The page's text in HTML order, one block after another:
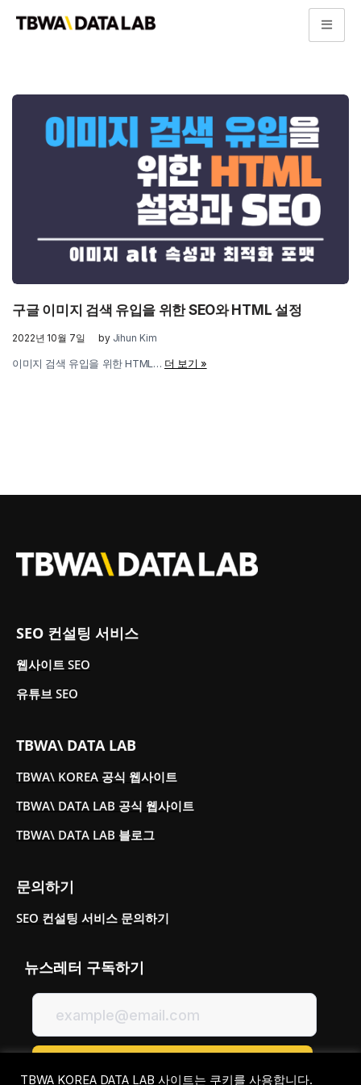
로
구글 이미지 검색 유입을 위한 SEO와 HTML 설정
2022년 10월 7일 by Jihun Kim
이미지 검색 유입을 위한 HTML… 더 보기 »
SEO 컨설팅 서비스
웹사이트 SEO
유튜브 SEO
TBWA\ DATA LAB
TBWA\ KOREA 공식 웹사이트
TBWA\ DATA LAB 공식 웹사이트
TBWA\ DATA LAB 블로그
문의하기
SEO 컨설팅 서비스 문의하기
뉴스레터 구독하기
TBWA KOREA DATA LAB 사이트는 쿠키를 사용합니다.